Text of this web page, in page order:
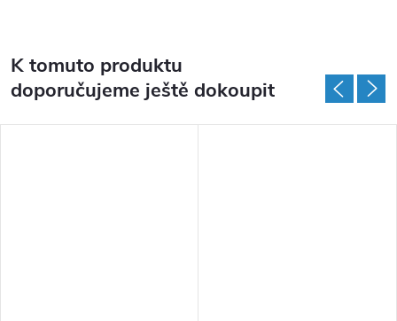
K tomuto produktu
doporučujeme ještě dokoupit